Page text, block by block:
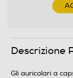
Potenza MIN
Potenza MAX
Descrizione
Gli auricolari a